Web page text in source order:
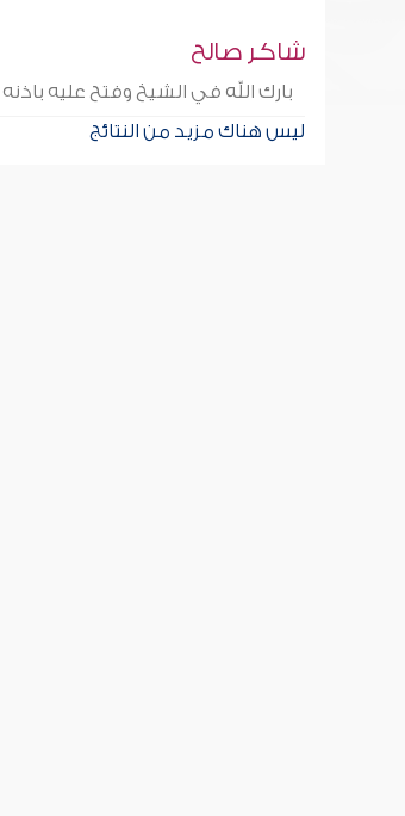
شاكر صالح
بارك الله في الشيخ وفتح عليه
ليس هناك مزيد من النتائج